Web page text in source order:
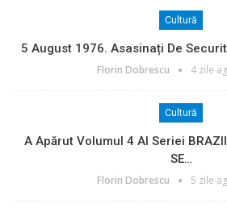
Cultură
5 August 1976. Asasinați De
Florin Dobrescu 4 zile
Cultură
A Apărut Volumul 4 Al Seriei BRAZII
SE…
Florin Dobrescu 5 zile